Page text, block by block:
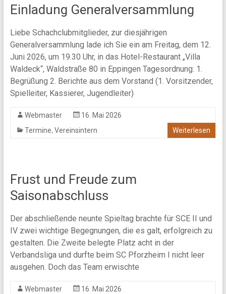
Einladung Generalversammlung
Liebe Schachclubmitglieder, zur diesjährigen
Generalversammlung lade ich Sie ein am Freitag, dem 12.
Juni 2026, um 19.30 Uhr, in das Hotel-Restaurant „Villa
Waldeck“, Waldstraße 80 in Eppingen Tagesordnung: 1.
Begrüßung 2. Berichte aus dem Vorstand (1. Vorsitzender,
Spielleiter, Kassierer, Jugendleiter)
Webmaster
16. Mai 2026
Termine, Vereinsintern Weiterlesen
Frust und Freude zum
Saisonabschluss
Der abschließende neunte Spieltag brachte für SCE II und
IV zwei wichtige Begegnungen, die es galt, erfolgreich zu
gestalten. Die Zweite belegte Platz acht in der
Verbandsliga und durfte beim SC Pforzheim I nicht leer
ausgehen. Doch das Team erwischte
Webmaster
16. Mai 2026